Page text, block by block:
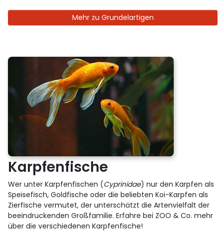
Mehr zu Grundelartigen
Karpfenfische
Wer unter Karpfenfischen (Cyprinidae) nur den Karpfen als
Speisefisch, Goldfische oder die beliebten Koi-Karpfen als
Zierfische vermutet, der unterschätzt die Artenvielfalt der
beeindruckenden Großfamilie. Erfahre bei ZOO & Co. mehr
über die verschiedenen Karpfenfische!